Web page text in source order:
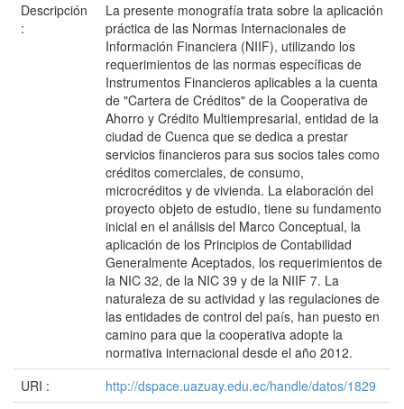
Descripción
:
La presente monografía trata sobre la aplicación
práctica de las Normas Internacionales de
Información Financiera (NIIF), utilizando los
requerimientos de las normas específicas de
Instrumentos Financieros aplicables a la cuenta
de "Cartera de Créditos" de la Cooperativa de
Ahorro y Crédito Multiempresarial, entidad de la
ciudad de Cuenca que se dedica a prestar
servicios financieros para sus socios tales como
créditos comerciales, de consumo,
microcréditos y de vivienda. La elaboración del
proyecto objeto de estudio, tiene su fundamento
inicial en el análisis del Marco Conceptual, la
aplicación de los Principios de Contabilidad
Generalmente Aceptados, los requerimientos de
la NIC 32, de la NIC 39 y de la NIIF 7. La
naturaleza de su actividad y las regulaciones de
las entidades de control del país, han puesto en
camino para que la cooperativa adopte la
normativa internacional desde el año 2012.
URI :
http://dspace.uazuay.edu.ec/handle/datos/1829